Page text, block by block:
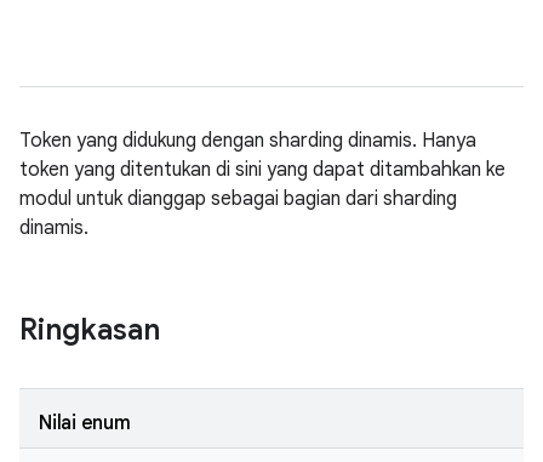
Token yang didukung dengan sharding dinamis. Hanya
token yang ditentukan di sini yang dapat ditambahkan ke
modul untuk dianggap sebagai bagian dari sharding
dinamis.
Ringkasan
Nilai enum